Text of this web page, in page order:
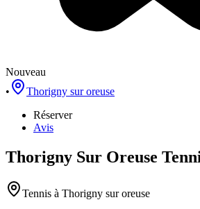
Nouveau
•
Thorigny sur oreuse
Réserver
Avis
Thorigny Sur Oreuse
Tennis à Thorigny sur oreuse